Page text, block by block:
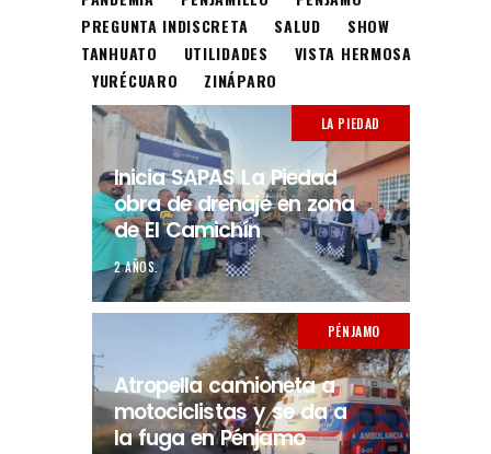
PREGUNTA INDISCRETA
SALUD
SHOW
TANHUATO
UTILIDADES
VISTA HERMOSA
YURÉCUARO
ZINÁPARO
LA PIEDAD
Inicia SAPAS La Piedad
obra de drenaje en zona
de El Camichín
2 AÑOS.
PÉNJAMO
Atropella camioneta a
motociclistas y se da a
la fuga en Pénjamo